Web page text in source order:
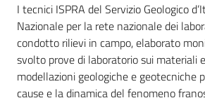
I tecnici ISPRA del Servizio Geologico
Nazionale per la rete nazionale dei
condotto rilievi in campo, elaborato
svolto prove di laboratorio sui materiali
modellazioni geologiche e geotecniche
cause e la dinamica del fenomeno